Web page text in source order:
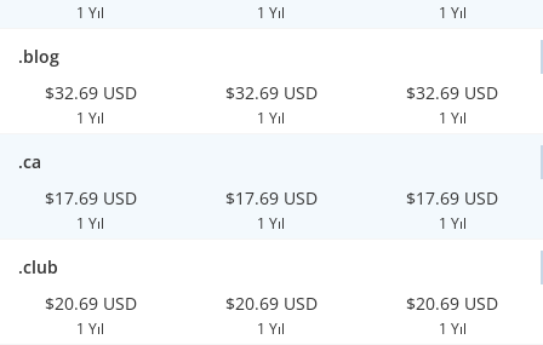
1 Yıl 1 Yıl 1 Yıl
.blog
$32.69 USD
1 Yıl
$32.69 USD
1 Yıl
$32.69 USD
1 Yıl
.ca
$17.69 USD
1 Yıl
$17.69 USD
1 Yıl
$17.69 USD
1 Yıl
.club
$20.69 USD
1 Yıl
$20.69 USD
1 Yıl
$20.69 USD
1 Yıl